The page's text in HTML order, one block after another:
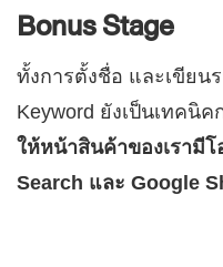
Bonus Stage
ทั้งการตั้งชื่อ และเขียน
Keyword ยังเป็นเทคนิ
ให้หน้าสินค้าของเรามี
Search และ Google